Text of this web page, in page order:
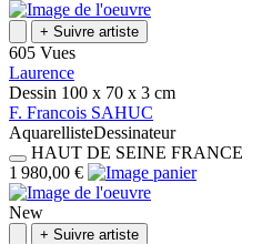
+ Suivre artiste
605 Vues
Laurence
Dessin 100 x 70 x 3 cm
F. Francois SAHUC
AquarellisteDessinateur
HAUT DE SEINE FRANCE
1 980,00 €
New
+ Suivre artiste